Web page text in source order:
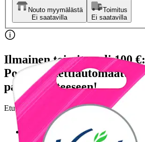
Nouto myymälästä
Ei saatavilla
Toimitus
Ei saatavilla
Ilmainen toimitus yli 100
Postin pakettiautomaattiin
palvelupisteeseen!
Etu ei koske Suuri‑lisäpalvelulla